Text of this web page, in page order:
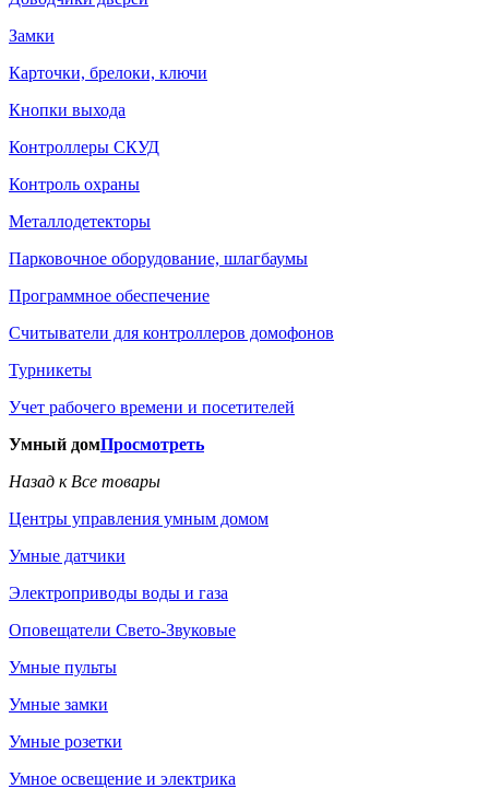
Замки
Карточки, брелоки, ключи
Кнопки выхода
Контроллеры СКУД
Контроль охраны
Металлодетекторы
Парковочное оборудование, шлагбаумы
Программное обеспечение
Считыватели для контроллеров домофонов
Турникеты
Учет рабочего времени и посетителей
Умный домПросмотреть
Назад к Все товары
Центры управления умным домом
Умные датчики
Электроприводы воды и газа
Оповещатели Свето-Звуковые
Умные пульты
Умные замки
Умные розетки
Умное освещение и электрика